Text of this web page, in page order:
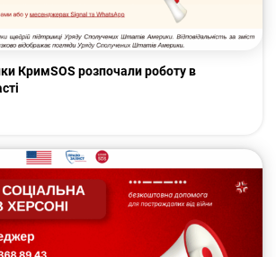
КримSOS розпочали роботу в